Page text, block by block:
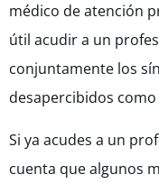
médico de atención
útil acudir a un
conjuntamente los
desapercibidos
Si ya acudes a un
cuenta que algunos